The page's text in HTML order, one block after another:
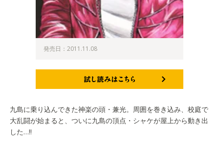
発売日：2011.11.08
九島に乗り込んできた神楽の頭・兼光。周囲を巻き込み、校庭で
大乱闘が始まると、ついに九島の頂点・シャケが屋上から動き出
した…!!